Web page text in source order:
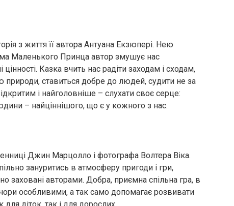
з життя її автора Антуана Екзюпері. Нею
Маленького Принца автор змушує нас
Казка вчить нас радіти заходам і сходам,
природи, ставиться добре до людей, судити не за
і найголовніше – слухати своє серце:
– найціннішого, що є у кожного з нас.
Джин Марцолло і фотографа Волтера Віка.
зануритись в атмосферу пригоди і гри,
заховані авторами. Добра, приємна спільна гра, в
особливими, а так само допомагає розвивати